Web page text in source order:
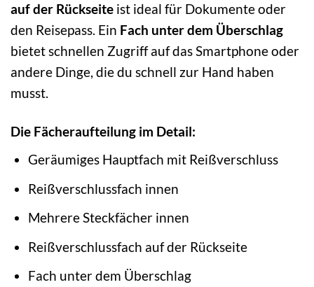
auf der Rückseite ist ideal für Dokumente oder
den Reisepass. Ein Fach unter dem Überschlag
bietet schnellen Zugriff auf das Smartphone oder
andere Dinge, die du schnell zur Hand haben
musst.
Die Fächeraufteilung im Detail:
Geräumiges Hauptfach mit Reißverschluss
Reißverschlussfach innen
Mehrere Steckfächer innen
Reißverschlussfach auf der Rückseite
Fach unter dem Überschlag